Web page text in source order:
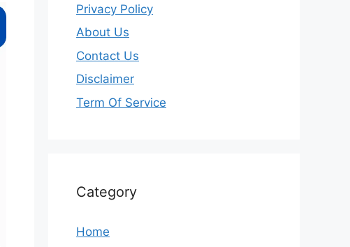
Privacy Policy
About Us
Contact Us
Disclaimer
Term Of Service
Category
Home